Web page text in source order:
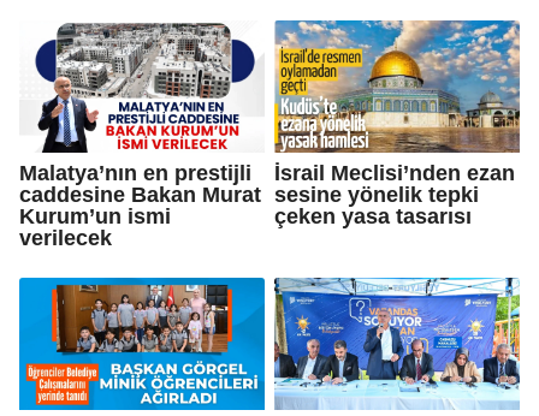
Malatya’nın en prestijli
caddesine Bakan Murat
Kurum’un ismi
verilecek
İsrail Meclisi’nden ezan
sesine yönelik tepki
çeken yasa tasarısı